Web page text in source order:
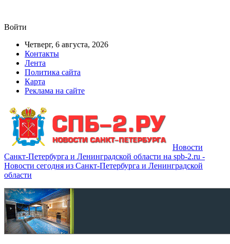
Войти
Четверг, 6 августа, 2026
Контакты
Лента
Политика сайта
Карта
Реклама на сайте
Новости
Санкт-Петербурга и Ленинградской области на spb-2.ru -
Новости сегодня из Санкт-Петербурга и Ленинградской
области